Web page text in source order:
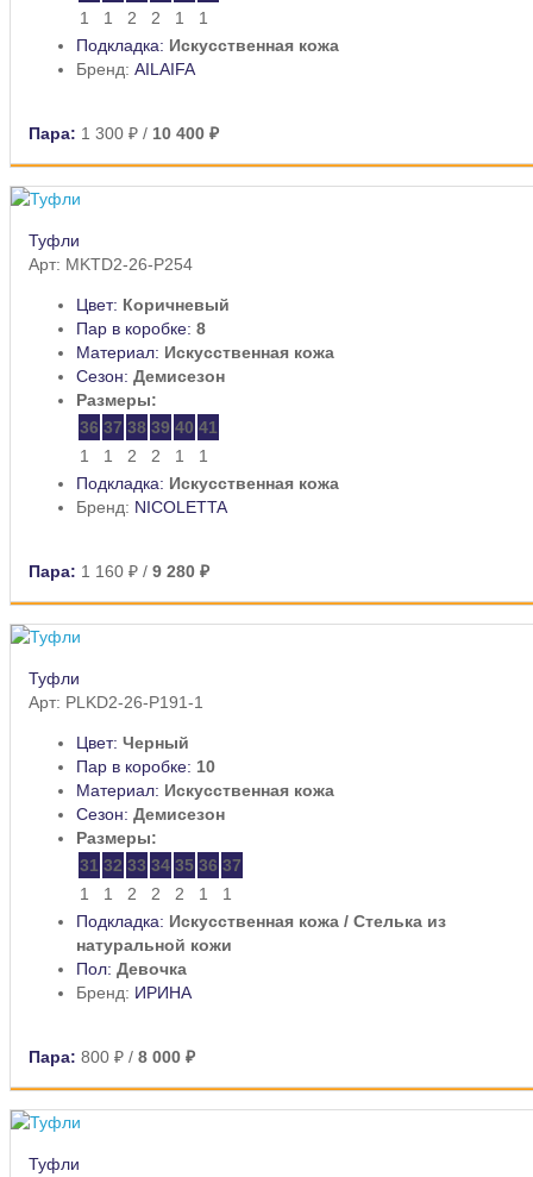
1
1 2 2 1
1
Подкладка: Искусственная кожа
Бренд: AILAIFA
Пара: 1 300 ₽ / 10 400 ₽
Туфли
Арт: MKTD2-26-P254
Цвет: Коричневый
Пар в коробке: 8
Материал: Искусственная кожа
Сезон: Демисезон
Размеры:
36 37 38 39 40 41
1
1 2 2 1
1
Подкладка: Искусственная кожа
Бренд: NICOLETTA
Пара: 1 160 ₽ / 9 280 ₽
Туфли
Арт: PLKD2-26-P191-1
Цвет: Черный
Пар в коробке: 10
Материал: Искусственная кожа
Сезон: Демисезон
Размеры:
31 32 33 34 35 36 37
1
1 2 2 2 1
1
Подкладка: Искусственная кожа / Стелька из
натуральной кожи
Пол: Девочка
Бренд: ИРИНА
Пара: 800 ₽ / 8 000 ₽
Туфли